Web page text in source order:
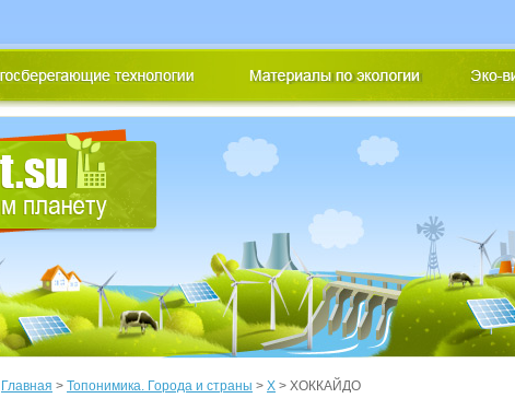
Главная > Топонимика. Города и страны > Х > ХОККАЙДО